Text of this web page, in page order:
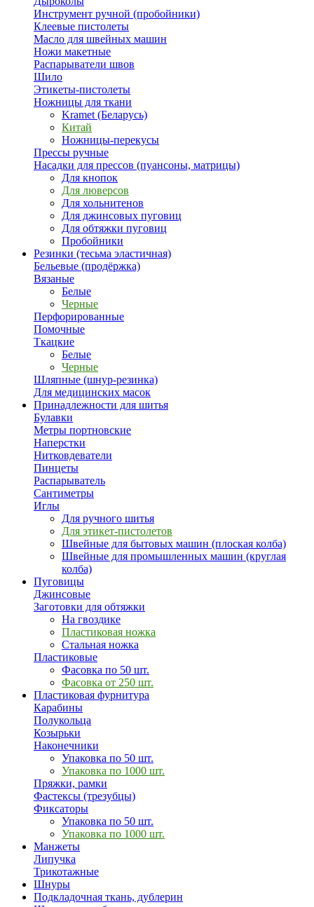
Инструмент ручной (пробойники)
Клеевые пистолеты
Масло для швейных машин
Ножи макетные
Распарыватели швов
Шило
Этикеты-пистолеты
Ножницы для ткани
Kramet (Беларусь)
Китай
Ножницы-перекусы
Прессы ручные
Насадки для прессов (пуансоны, матрицы)
Для кнопок
Для люверсов
Для хольнитенов
Для джинсовых пуговиц
Для обтяжки пуговиц
Пробойники
Резинки (тесьма эластичная)
Бельевые (продёржка)
Вязаные
Белые
Черные
Перфорированные
Помочные
Ткацкие
Белые
Черные
Шляпные (шнур-резинка)
Для медицинских масок
Принадлежности для шитья
Булавки
Метры портновские
Наперстки
Нитковдеватели
Пинцеты
Распарыватель
Сантиметры
Иглы
Для ручного шитья
Для этикет-пистолетов
Швейные для бытовых машин (плоская колба)
Швейные для промышленных машин (круглая
колба)
Пуговицы
Джинсовые
Заготовки для обтяжки
На гвоздике
Пластиковая ножка
Стальная ножка
Пластиковые
Фасовка по 50 шт.
Фасовка от 250 шт.
Пластиковая фурнитура
Карабины
Полукольца
Козырьки
Наконечники
Упаковка по 50 шт.
Упаковка по 1000 шт.
Пряжки, рамки
Фастексы (трезубцы)
Фиксаторы
Упаковка по 50 шт.
Упаковка по 1000 шт.
Манжеты
Липучка
Трикотажные
Шнуры
Подкладочная ткань, дублерин